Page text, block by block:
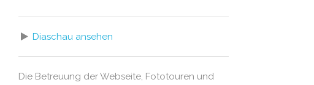
Diaschau ansehen
Die Betreuung der Webseite, Fototouren und